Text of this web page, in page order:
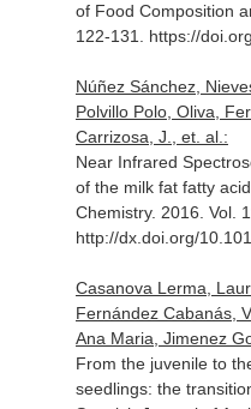
of Food Composition
122-131. https://
Núñez Sánchez,
Polvillo Polo, Oliva,
Carrizosa, J., et. al.:
Near Infrared
of the milk fat fatty
Chemistry. 2016. Vol.
http://dx.doi.org/
Casanova Lerma,
Fernández Cabanás,
Ana Maria, Jimenez
From the juvenile to
seedlings: the